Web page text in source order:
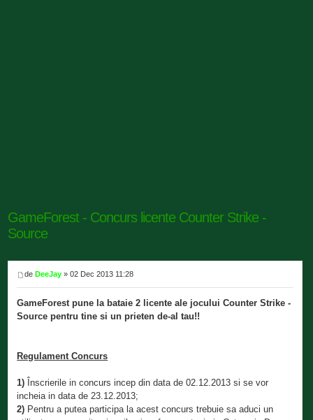
GameForest - Concurs licente Counter Strike -
Source
deDeeJay » 02 Dec 2013 11:28
GameForest pune la bataie 2 licente ale jocului Counter Strike -
Source pentru tine si un prieten de-al tau!!
Regulament Concurs
1) Înscrierile in concurs incep din data de 02.12.2013 si se vor
incheia in data de 23.12.2013;
2) Pentru a putea participa la acest concurs trebuie sa aduci un